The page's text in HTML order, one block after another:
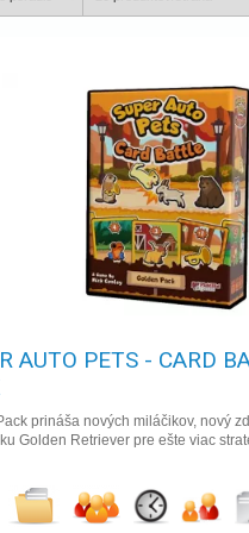
AUTO PETS - CARD
prináša nových miláčikov, nový
Golden Retriever pre ešte viac